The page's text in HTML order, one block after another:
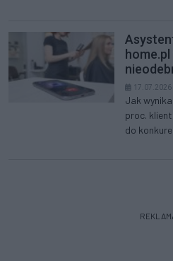
17.07.2026
Jak
proc.
do